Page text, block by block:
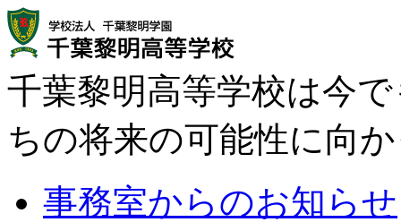
千葉黎明高等学校は今
ちの将来の可能性に向
事務室からのお知らせ